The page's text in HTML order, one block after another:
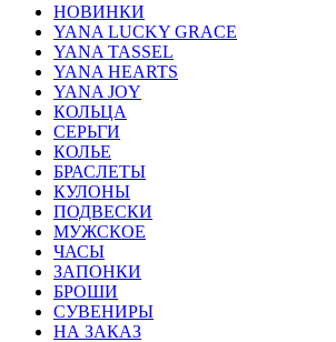
НОВИНКИ
YANA LUCKY GRACE
YANA TASSEL
YANA HEARTS
YANA JOY
КОЛЬЦА
СЕРЬГИ
КОЛЬЕ
БРАСЛЕТЫ
КУЛОНЫ
ПОДВЕСКИ
МУЖСКОЕ
ЧАСЫ
ЗАПОНКИ
БРОШИ
СУВЕНИРЫ
НА ЗАКАЗ